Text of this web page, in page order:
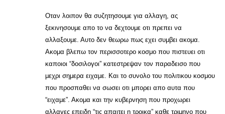
Οταν λοιπον θα συζητησουμε για αλλαγη, ας
ξεκινησουμε απο το να δεχτουμε οτι πρεπει να
αλλαξουμε. Αυτο δεν θεωρω πως εχει συμβει ακομα.
Ακομα βλεπω τον περισσοτερο κοσμο που πιστευει οτι
καποιοι “δοσιλογοι” κατεστρεψαν τον παραδεισο που
μεχρι σημερα ειχαμε. Και το συνολο του πολιτικου κοσμου
που προσπαθει να σωσει οτι μπορει απο αυτα που
“ειχαμε”. Ακομα και την κυβερνηση που προχωρει
αλλαγες επειδη “τις απαιτει η τροικα” καθε τριμηνο που